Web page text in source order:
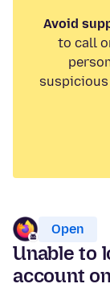
Avoid
to call
suspicious
Open
Unable to
account